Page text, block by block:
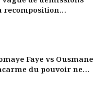
recomposition
Faye vs Ousmane
du pouvoir ne
oublier les liens de la